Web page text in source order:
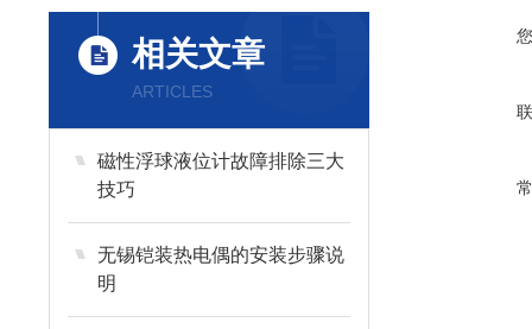
相关文章
ARTICLES
磁性浮球液位计故障排除三大
技巧
无锡铠装热电偶的安装步骤说
明